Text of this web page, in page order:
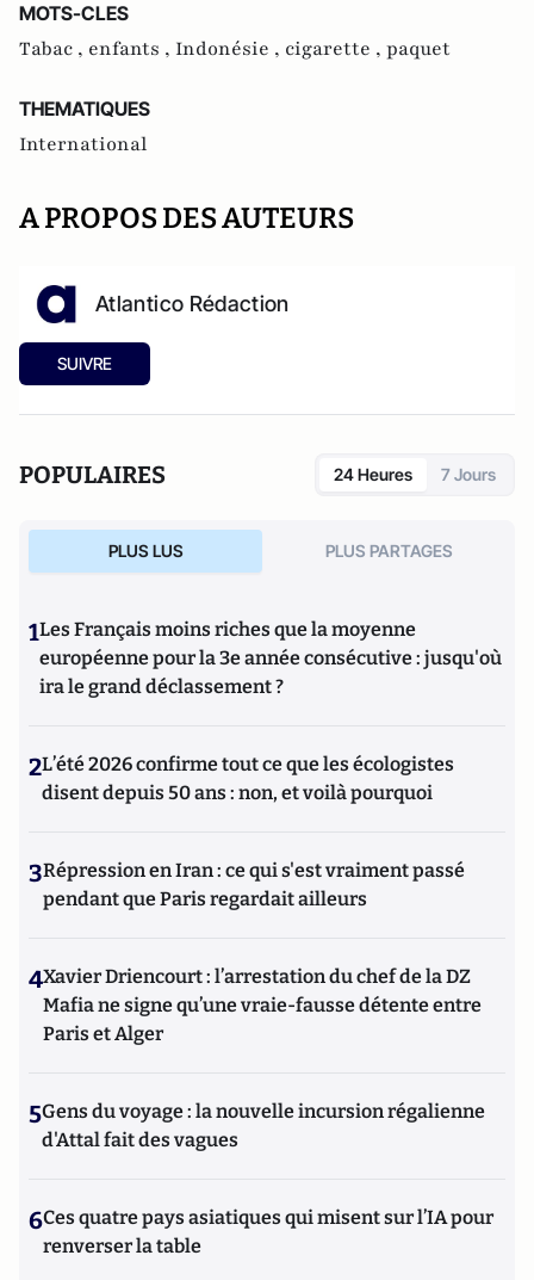
MOTS-CLES
Tabac , enfants , Indonésie , cigarette , paquet
THEMATIQUES
International
A PROPOS DES AUTEURS
Atlantico Rédaction
SUIVRE
POPULAIRES 24 Heures 7 Jours
PLUS LUS PLUS PARTAGES
1Les Français moins riches que la moyenne
européenne pour la 3e année consécutive : jusqu'où
ira le grand déclassement ?
2L’été 2026 confirme tout ce que les écologistes
disent depuis 50 ans : non, et voilà pourquoi
3Répression en Iran : ce qui s'est vraiment passé
pendant que Paris regardait ailleurs
4Xavier Driencourt : l’arrestation du chef de la DZ
Mafia ne signe qu’une vraie-fausse détente entre
Paris et Alger
5Gens du voyage : la nouvelle incursion régalienne
d'Attal fait des vagues
6Ces quatre pays asiatiques qui misent sur l’IA pour
renverser la table